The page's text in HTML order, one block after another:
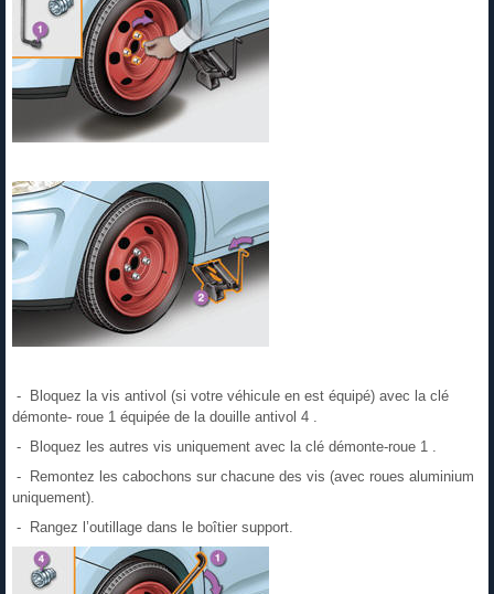
- Bloquez la vis antivol (si votre véhicule en est équipé) avec la clé
démonte- roue 1 équipée de la douille antivol 4 .
- Bloquez les autres vis uniquement avec la clé démonte-roue 1 .
- Remontez les cabochons sur chacune des vis (avec roues aluminium
uniquement).
- Rangez l’outillage dans le boîtier support.